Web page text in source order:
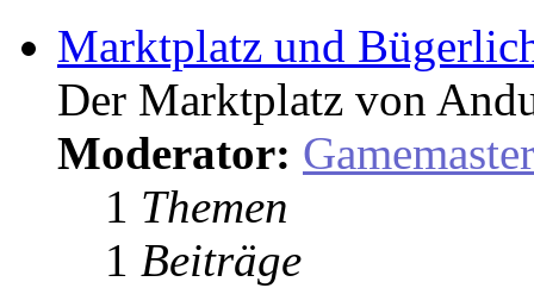
Marktplatz und
Der Marktplatz von
Moderator: Gamemaster
1 Themen
1 Beiträge